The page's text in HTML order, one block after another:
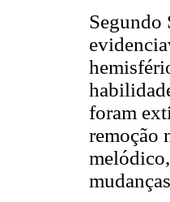
Segundo
foram
remoção